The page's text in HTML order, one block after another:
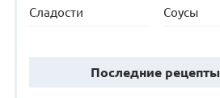
Сладости
Соусы
Последние рецепты